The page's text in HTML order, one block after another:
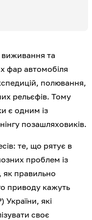
виживання та
фар автомобіля
полювання,
рельєфів. Тому
є одним із
позашляховиків.
те, що рятує в
проблем із
як правильно
приводу кажуть
які
своє